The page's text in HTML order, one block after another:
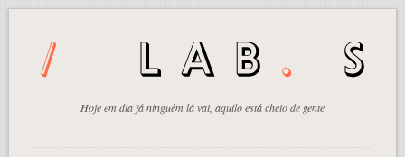
Hoje em dia já ninguém lá vai, aquilo está cheio de gente